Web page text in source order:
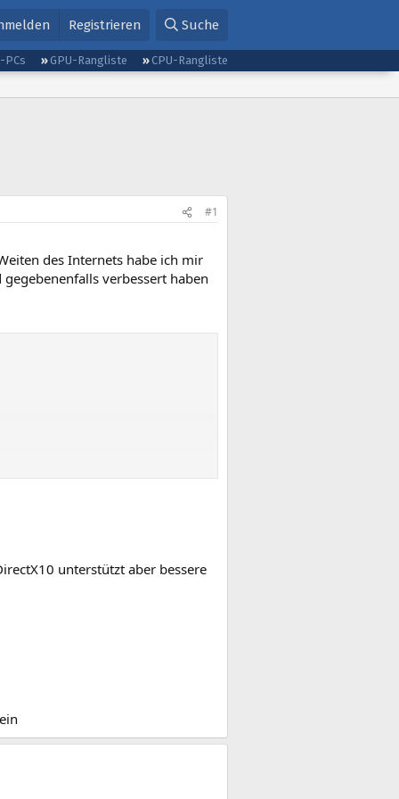
Registrieren Suche
PCs GPU-Rangliste
CPU-Rangliste
#1
des Internets habe ich mir
verbessert haben
unterstützt aber bessere